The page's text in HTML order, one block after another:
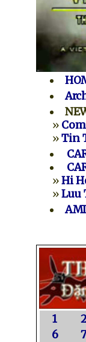
»
»Tin
»Hi
»Luu
1
6
7